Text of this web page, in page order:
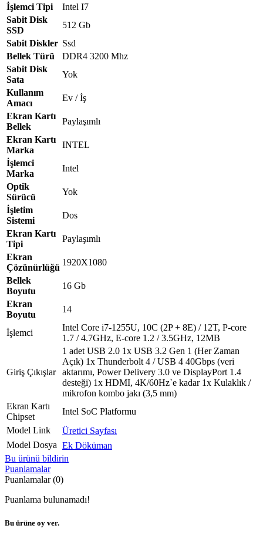
İşlemci Tipi
Intel I7
Sabit Disk
SSD
512 Gb
Sabit Diskler Ssd
Bellek Türü
DDR4 3200 Mhz
Sabit Disk
Sata
Yok
Kullanım
Amacı
Ev / İş
Ekran Kartı
Bellek
Paylaşımlı
Ekran Kartı
Marka
INTEL
İşlemci
Marka
Intel
Optik
Sürücü
Yok
İşletim
Sistemi
Dos
Ekran Kartı
Tipi
Paylaşımlı
Ekran
Çözünürlüğü
1920X1080
Bellek
Boyutu
16 Gb
Ekran
Boyutu
14
İşlemci
Intel Core i7-1255U, 10C (2P + 8E) / 12T, P-core
1.7 / 4.7GHz, E-core 1.2 / 3.5GHz, 12MB
Giriş Çıkışlar
1 adet USB 2.0 1x USB 3.2 Gen 1 (Her Zaman
Açık) 1x Thunderbolt 4 / USB 4 40Gbps (veri
aktarımı, Power Delivery 3.0 ve DisplayPort 1.4
desteği) 1x HDMI, 4K/60Hz`e kadar 1x Kulaklık /
mikrofon kombo jakı (3,5 mm)
Ekran Kartı
Chipset
Intel SoC Platformu
Model Link
Üretici Sayfası
Model Dosya Ek Döküman
Bu ürünü bildirin
Puanlamalar
Puanlamalar (0)
Puanlama bulunamadı!
Bu ürüne oy ver.